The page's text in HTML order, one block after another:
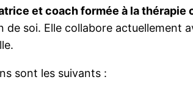
et coach formée à la
soi. Elle collabore actuellement
sont les suivants :